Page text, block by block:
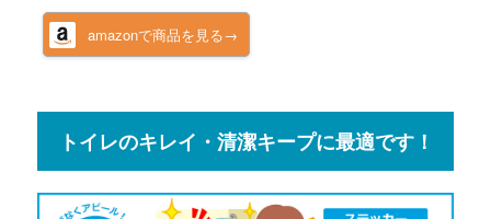
amazonで商品を見る→
トイレのキレイ・清潔キープに最適です！